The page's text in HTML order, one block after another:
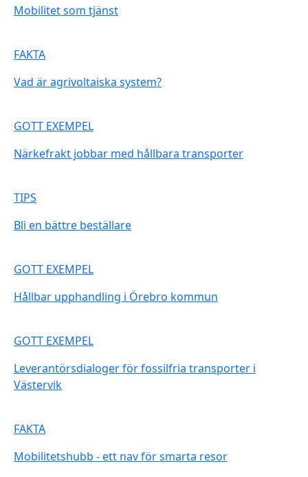
Mobilitet som tjänst
FAKTA
Vad är agrivoltaiska system?
GOTT EXEMPEL
Närkefrakt jobbar med hållbara transporter
TIPS
Bli en bättre beställare
GOTT EXEMPEL
Hållbar upphandling i Örebro kommun
GOTT EXEMPEL
Leverantörsdialoger för fossilfria transporter i
Västervik
FAKTA
Mobilitetshubb - ett nav för smarta resor